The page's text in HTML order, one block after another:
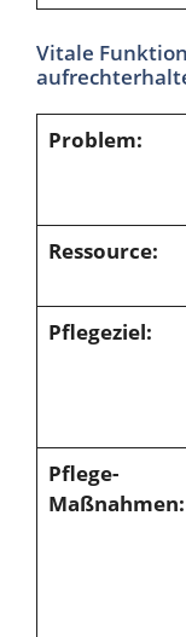
Vitale
Problem:
Ressource:
Pflegeziel:
Pflege-
Maßnahmen: